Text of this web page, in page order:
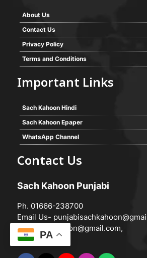
About Us
Contact Us
Privacy Policy
Terms and Conditions
Important Links
Sach Kahoon Hindi
Sach Kahoon Epaper
WhatsApp Channel
Contact Us
Sach Kahoon Punjabi
Ph. 01666-238700
Email Us-
hindisachkahoon@gmail.com,
PA